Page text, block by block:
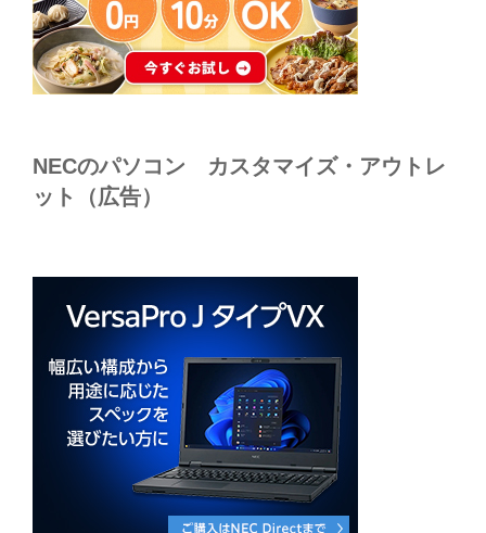
NECのパソコン カスタマイズ・アウトレ
ット（広告）